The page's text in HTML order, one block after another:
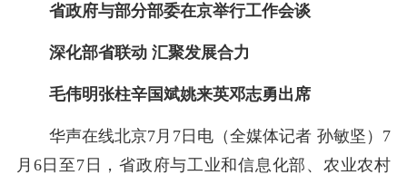
省政府与部分部委在京举行工作会谈
深化部省联动 汇聚发展合力
毛伟明张柱辛国斌姚来英邓志勇出席
华声在线北京7月7日电（全媒体记者 孙敏坚）7
月6日至7日，省政府与工业和信息化部、农业农村